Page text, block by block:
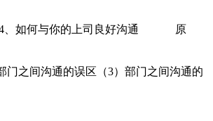
4、如何与你的上司良好沟通 原
门之间沟通的误区（3）部门之间沟通的